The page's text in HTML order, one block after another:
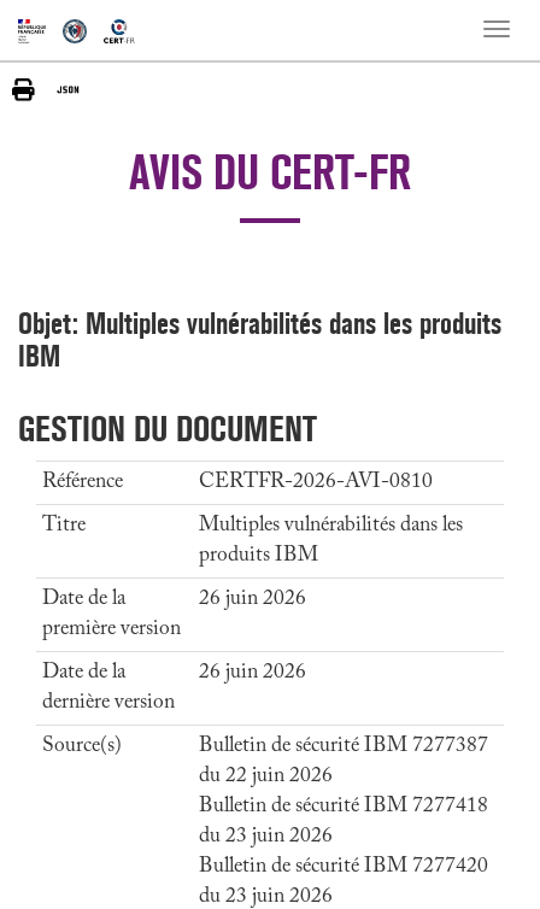
Toggle
AVIS DU CERT-FR
Objet: Multiples vulnérabilités dans les produits
IBM
GESTION DU DOCUMENT
Référence
CERTFR-2026-AVI-0810
Titre
Multiples vulnérabilités dans les
produits IBM
Date de la
première version
26 juin 2026
Date de la
dernière version
26 juin 2026
Source(s)
Bulletin de sécurité IBM 7277387
du 22 juin 2026
Bulletin de sécurité IBM 7277418
du 23 juin 2026
Bulletin de sécurité IBM 7277420
du 23 juin 2026